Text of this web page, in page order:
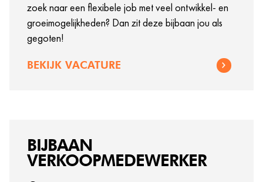
zoek naar een flexibele job met veel ontwikkel- en
groeimogelijkheden? Dan zit deze bijbaan jou als
gegoten!
BEKIJK VACATURE
BIJBAAN
VERKOOPMEDEWERKER